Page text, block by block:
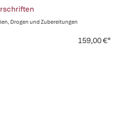
Drogen und Zubereitungen
159,00 €*